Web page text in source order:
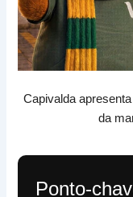
Capivalda
da
Ponto-